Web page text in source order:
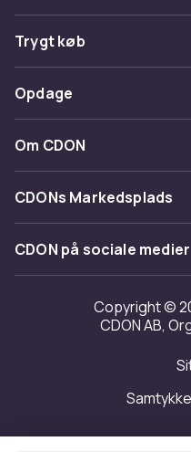
Ofte stillede spørgsmål
Spor pakke
Fortryd & returner her
Kontakt os
Trygt køb
Betaling
Levering
Tilbagekaldelser
Opdage
Kategorier
Maerke
Om CDON
Om os
Kundeanmeldelser
Arbejd på CDON
Investor relations
Tilgængelighed
CDONs Markedsplads
Merchant Help Center
CDON på sociale medier
Copyright ©
CDON AB,